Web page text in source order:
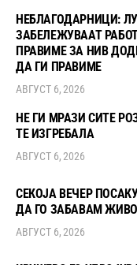
НЕБЛАГОДАРНИЦИ:
ЗАБЕЛЕЖУВААТ
ПРАВИМЕ ЗА НИВ
ДА ГИ ПРАВИМЕ
АВГУСТ 6, 2026
НЕ ГИ МРАЗИ СИТЕ
ТЕ ИЗГРЕБАЛА
АВГУСТ 6, 2026
СЕКОЈА ВЕЧЕР
ДА ГО ЗАБАВАМ
АВГУСТ 6, 2026